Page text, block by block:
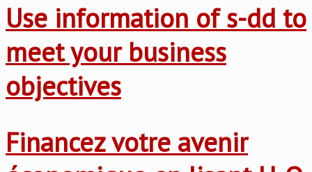
Use information of s-dd to
meet your business
objectives
Financez votre avenir